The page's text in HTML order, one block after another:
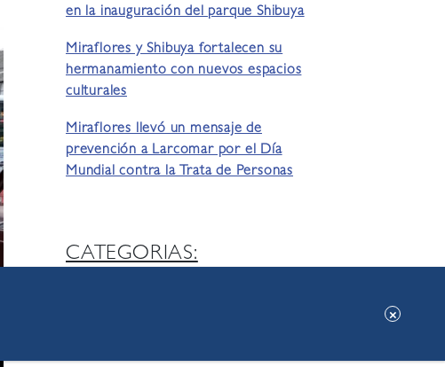
en la inauguración del parque Shibuya
Miraflores y Shibuya fortalecen su
hermanamiento con nuevos espacios
culturales
Miraflores llevó un mensaje de
prevención a Larcomar por el Día
Mundial contra la Trata de Personas
CATEGORIAS: